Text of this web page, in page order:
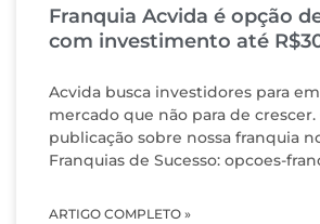
Franquia Acvida é opção
com investimento até
Acvida busca investidores para
mercado que não para de crescer.
publicação sobre nossa franquia
Franquias de Sucesso: opcoes-
ARTIGO COMPLETO »